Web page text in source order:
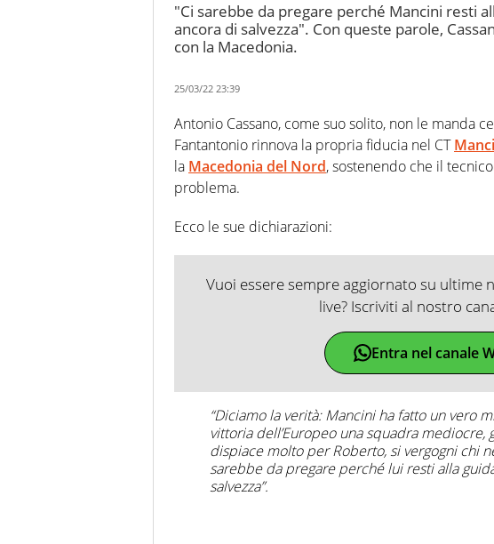
"Ci sarebbe da pregare perché Mancini resti
ancora di salvezza". Con queste parole,
con la Macedonia.
25/03/22 23:39
Antonio Cassano, come suo solito, non le manda
Fantantonio rinnova la propria fiducia nel CT
la Macedonia del Nord, sostenendo che il
problema.
Ecco le sue dichiarazioni:
Vuoi essere sempre aggiornato su ultime
live? Iscriviti al nostro
Entra nel canale
“Diciamo la verità: Mancini ha fatto un vero
vittoria dell’Europeo una squadra
dispiace molto per Roberto, si vergogni chi
sarebbe da pregare perché lui resti alla
salvezza”.